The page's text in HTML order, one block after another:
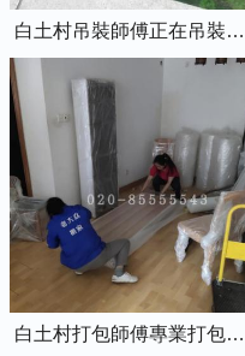
白土村吊裝師傅正在吊裝物品上樓
白土村打包師傅專業打包家具中